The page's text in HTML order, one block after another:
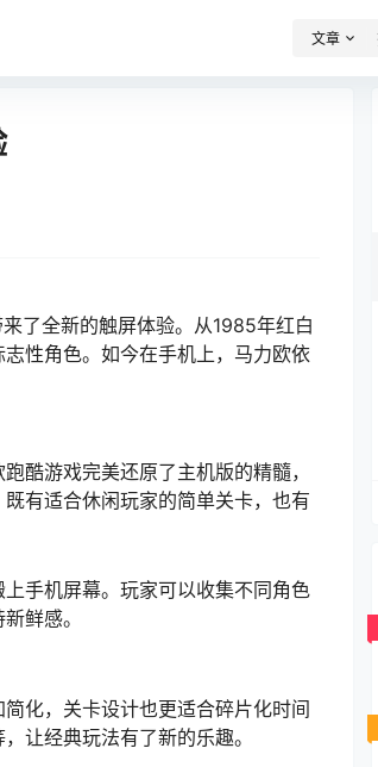
文章
了全新的触屏体验。从1985年红白
性角色。如今在手机上，马力欧依
酷游戏完美还原了主机版的精髓，
有适合休闲玩家的简单关卡，也有
手机屏幕。玩家可以收集不同角色
鲜感。
化，关卡设计也更适合碎片化时间
让经典玩法有了新的乐趣。